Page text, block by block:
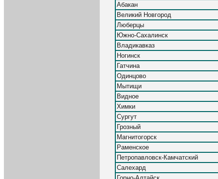
Абакан
Великий Новгород
Люберцы
Южно-Сахалинск
Владикавказ
Ногинск
Гатчина
Одинцово
Мытищи
Видное
Химки
Сургут
Грозный
Магнитогорск
Раменское
Петропавловск-Камчатский
Салехард